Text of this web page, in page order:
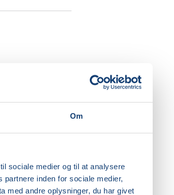
Om
sociale medier og til at analysere
inden for sociale medier,
med andre oplysninger, du har givet
position og
barn og voksen,
og når
ved at